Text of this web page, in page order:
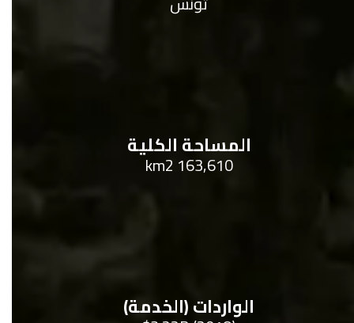
المساحة الكلية
163,610 km2
الواردات (الخدمة)